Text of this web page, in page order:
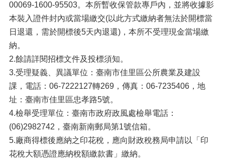
00069-1600-95503。本所暫收保管款專戶內，並將收據影
本裝入證件封內或當場繳交(以此方式繳納者無法於開標當
日退還，需於開標後5天內退還)，本所不受理現金當場繳
納。
2.餘請詳閱招標文件及投標須知。
3.受理疑義、異議單位：臺南市佳里區公所農業及建設
課，電話：06-7222127轉269，傳真：06-7235406，地
址：臺南市佳里區忠孝路5號。
4.檢舉受理單位：臺南市政府政風處檢舉電話：
(06)2982742，臺南新南郵局第1號信箱。
5.廠商得標後應納之印花稅，應向財政稅務局申請以「印
花稅大額憑證應納稅額繳款書」繳納。